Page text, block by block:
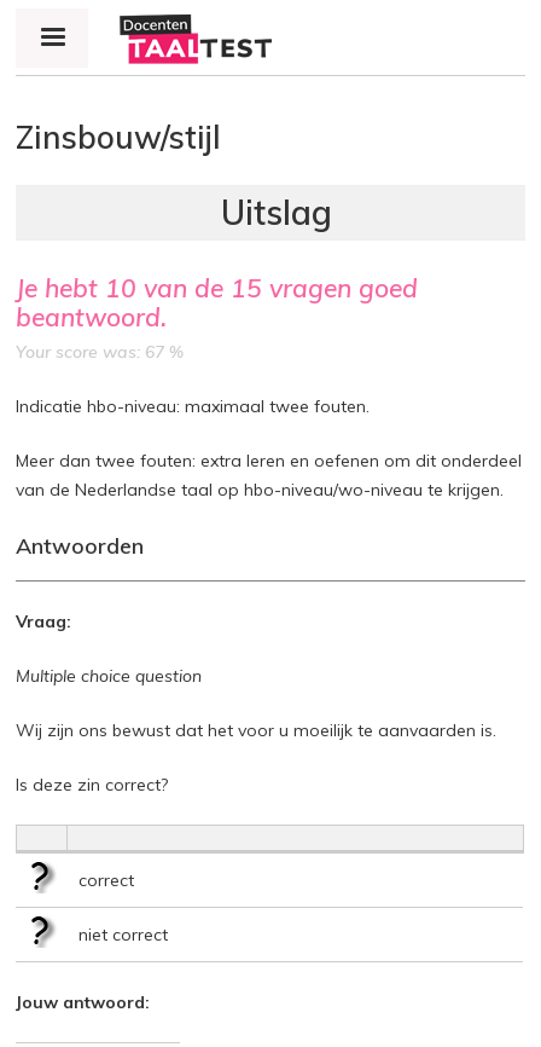
Zinsbouw/stijl
Je hebt 10 van de 15 vragen goed
beantwoord.
Your score was: 67 %
Indicatie hbo-niveau: maximaal twee fouten.
Meer dan twee fouten: extra leren en oefenen om dit onderdeel
van de Nederlandse taal op hbo-niveau/wo-niveau te krijgen.
Antwoorden
Vraag:
Multiple choice question
Wij zijn ons bewust dat het voor u moeilijk te aanvaarden is.
Is deze zin correct?
correct
niet correct
Jouw antwoord: